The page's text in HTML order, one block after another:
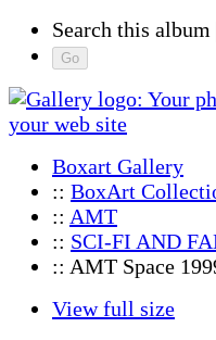
Search this album
Boxart Gallery
:: BoxArt
:: AMT
:: SCI-FI AND
:: AMT Space
View full size